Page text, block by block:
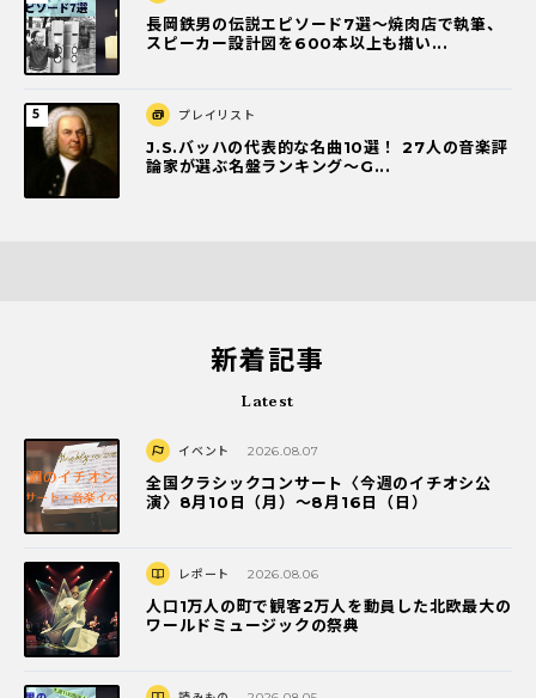
長岡鉄男の伝説エピソード7選〜焼肉店で執筆、
スピーカー設計図を600本以上も描い...
プレイリスト
J.S.バッハの代表的な名曲10選！ 27人の音楽評
論家が選ぶ名盤ランキング〜G...
新着記事
Latest
イベント 2026.08.07
全国クラシックコンサート〈今週のイチオシ公
演〉8月10日（月）～8月16日（日）
レポート 2026.08.06
人口1万人の町で観客2万人を動員した北欧最大の
ワールドミュージックの祭典